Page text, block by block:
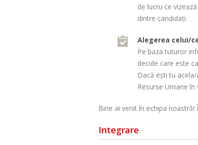
de lucru ce
dintre candidați.
Alegerea celui/
Pe baza tuturor
decide care este
Dacă ești tu
Resurse Umane
Bine ai venit în echipa
Integrare